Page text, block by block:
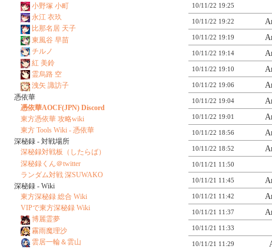
10/11/22 19:25
10/11/22 19:22
10/11/22 19:19
10/11/22 19:14
10/11/22 19:10
10/11/22 19:06
10/11/22 19:04
10/11/22 19:01
10/11/22 18:56
10/11/22 18:52
10/11/21 11:50
10/11/21 11:45
10/11/21 11:42
10/11/21 11:37
10/11/21 11:33
10/11/21 11:29
小野塚 小町
永江 衣玖
比那名居 天子
東風谷 早苗
チルノ
紅 美鈴
霊烏路 空
洩矢 諏訪子
憑依華
憑依華AOCF(JPN) Discord
東方憑依華 攻略wiki
東方 Tools Wiki - 憑依華
深秘録 - 対戦場所
深秘録対戦板（したらば）
深秘録くん＠twitter
ランダム対戦 深SUWAKO
深秘録 - Wiki
東方深秘録 総合 Wiki
VIPで東方深秘録 Wiki
博麗霊夢
霧雨魔理沙
雲居一輪＆雲山